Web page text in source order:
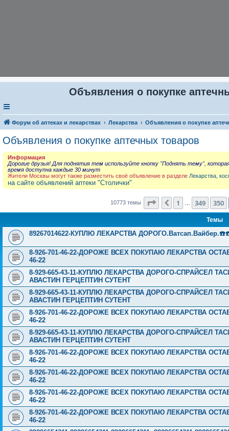
Объявления о покупке
Форум об аптеках и лекарствах Лекарства Объявления о покупке
Объявления о покупке аптечных товаров
Информация
Дорогие друзья! Для поднятия тем используйте кнопку "Поднять тему",
время доступна каждые 30 минут
Жители Москвы могут также разместить своё объявление в разделе Лекарства,
на сайте объявлений аптеки "Столички"
10773 темы Страница 351из 431
Пред.
1 349 350
Темы
89267014622-КУПЛЮ ЛЕКАРСТВА
8-926-701-46-22-ДОРОЖЕ ВСЕХ ПОКУПАЮ ЛЕКАРСТВА
46-22
8-929-665-43-11-КУПЛЮ ЛЕКАРСТВА ДОРОГО-СПРАЙСЕЛ
АВАСТИН ГЕРЦЕПТИН СУТЕНТ
8-929-665-43-11-КУПЛЮ ЛЕКАРСТВА ДОРОГО-СПРАЙСЕЛ
АВАСТИН ГЕРЦЕПТИН СУТЕНТ
8-926-701-46-22-ДОРОЖЕ ВСЕХ ПОКУПАЮ ЛЕКАРСТВА
46-22
8-929-665-43-11-КУПЛЮ ЛЕКАРСТВА ДОРОГО-СПРАЙСЕЛ
АВАСТИН ГЕРЦЕПТИН СУТЕНТ
8-926-701-46-22-ДОРОЖЕ ВСЕХ ПОКУПАЮ ЛЕКАРСТВА
46-22
8-926-701-46-22-ДОРОЖЕ ВСЕХ ПОКУПАЮ ЛЕКАРСТВА
46-22
8-926-701-46-22-ДОРОЖЕ ВСЕХ ПОКУПАЮ ЛЕКАРСТВА
46-22
8-926-701-46-22-ДОРОЖЕ ВСЕХ ПОКУПАЮ ЛЕКАРСТВА
46-22